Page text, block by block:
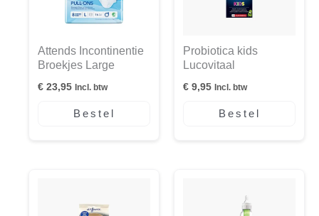
Attends Incontinentie
Broekjes Large
€ 23,95 Incl. btw
Bestel
Probiotica kids
Lucovitaal
€ 9,95 Incl. btw
Bestel